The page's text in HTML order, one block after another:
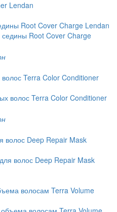
Root Cover Charge Lendan
Terra Color Conditioner
волос Deep Repair Mask
волосам Terra Volume